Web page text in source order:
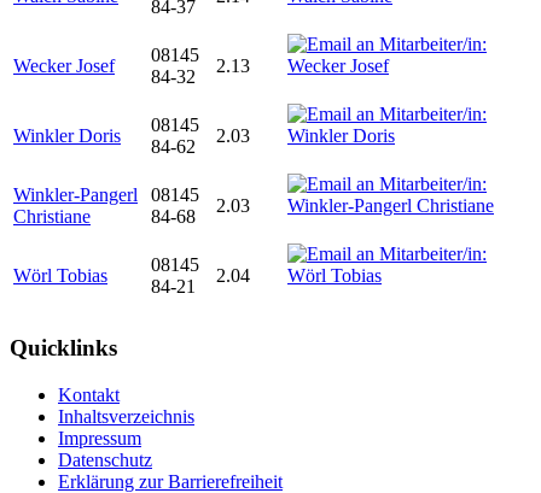
84-37
Wecker Josef
08145
84-32
2.13
Winkler Doris
08145
84-62
2.03
Winkler-Pangerl
Christiane
08145
84-68
2.03
Wörl Tobias
08145
84-21
2.04
Quicklinks
Kontakt
Inhaltsverzeichnis
Impressum
Datenschutz
Erklärung zur Barrierefreiheit